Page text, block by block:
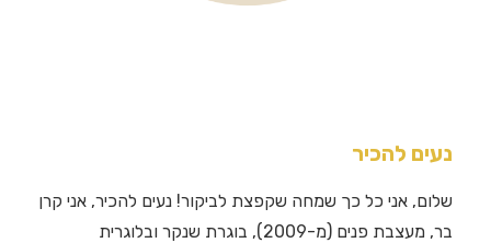
נעים להכיר
שלום, אני כל כך שמחה שקפצת לביקור! נעים להכיר, אני קרן
בר, מעצבת פנים (מ-2009), בוגרת שנקר ובלוגרית